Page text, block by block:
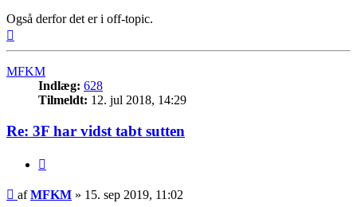
Også derfor det er i off-topic.
MFKM
Indlæg: 628
Tilmeldt: 12. jul 2018, 14:29
Re: 3F har vidst tabt sutten
Indlæg
afMFKM » 15. sep 2019, 11:02